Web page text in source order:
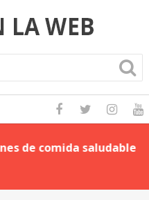
de comida saludable